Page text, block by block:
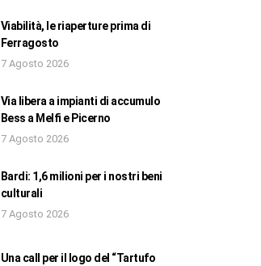
Viabilità, le riaperture prima di
Ferragosto
7 Agosto 2026
Via libera a impianti di accumulo
Bess a Melfi e Picerno
7 Agosto 2026
Bardi: 1,6 milioni per i nostri beni
culturali
7 Agosto 2026
Una call per il logo del “Tartufo